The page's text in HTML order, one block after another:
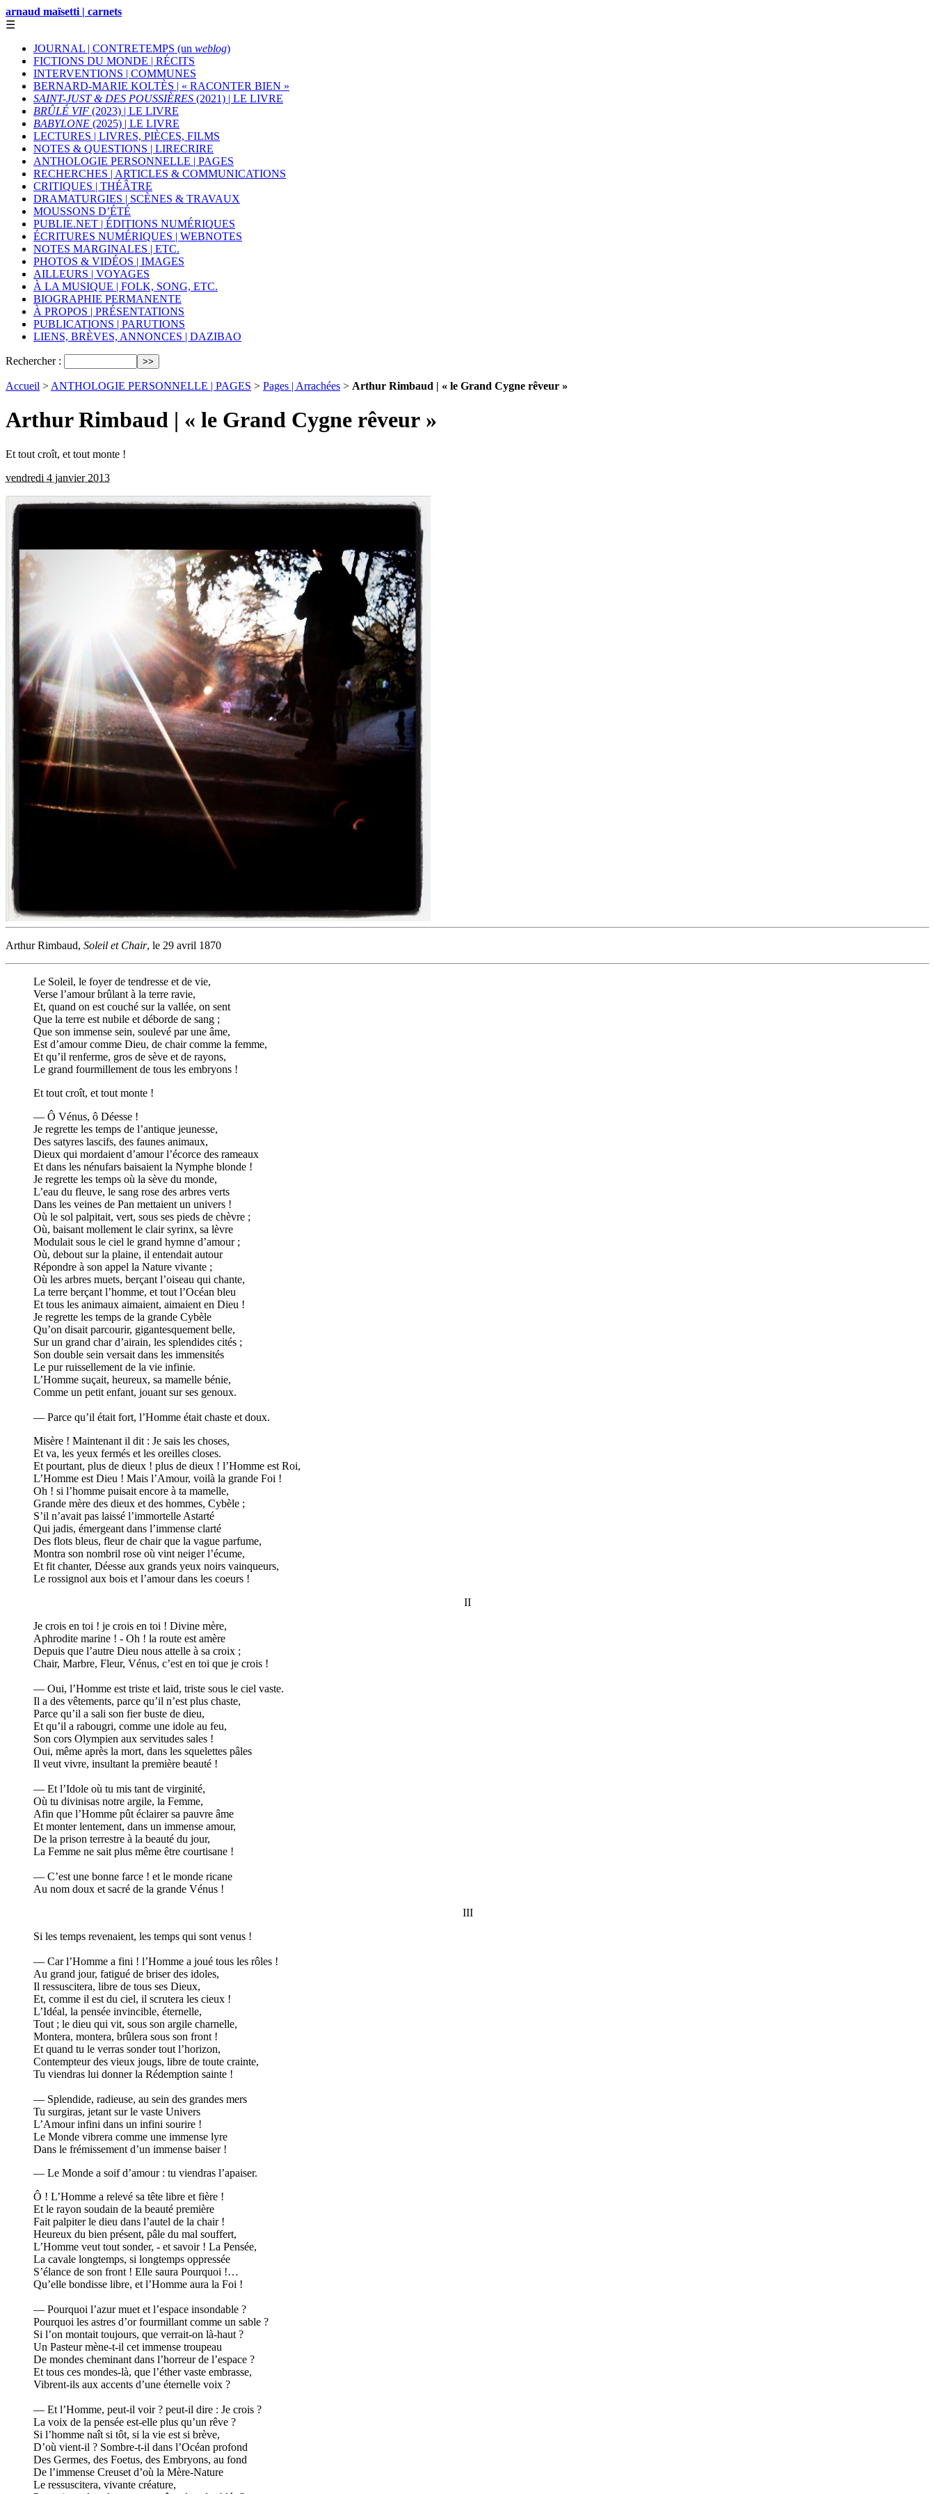
arnaud maïsetti | carnets
☰
JOURNAL | CONTRETEMPS (un weblog)
FICTIONS DU MONDE | RÉCITS
INTERVENTIONS | COMMUNES
BERNARD-MARIE KOLTÈS | « RACONTER BIEN »
SAINT-JUST & DES POUSSIÈRES (2021) | LE LIVRE
BRÛLÉ VIF (2023) | LE LIVRE
BABYLONE (2025) | LE LIVRE
LECTURES | LIVRES, PIÈCES, FILMS
NOTES & QUESTIONS | LIRECRIRE
ANTHOLOGIE PERSONNELLE | PAGES
RECHERCHES | ARTICLES & COMMUNICATIONS
CRITIQUES | THÉÂTRE
DRAMATURGIES | SCÈNES & TRAVAUX
MOUSSONS D’ÉTÉ
PUBLIE.NET | ÉDITIONS NUMÉRIQUES
ÉCRITURES NUMÉRIQUES | WEBNOTES
NOTES MARGINALES | ETC.
PHOTOS & VIDÉOS | IMAGES
AILLEURS | VOYAGES
À LA MUSIQUE | FOLK, SONG, ETC.
BIOGRAPHIE PERMANENTE
À PROPOS | PRÉSENTATIONS
PUBLICATIONS | PARUTIONS
LIENS, BRÈVES, ANNONCES | DAZIBAO
Rechercher :
Accueil > ANTHOLOGIE PERSONNELLE | PAGES > Pages | Arrachées > Arthur Rimbaud | « le Grand Cygne rêveur »
Arthur Rimbaud | « le Grand Cygne rêveur »
Et tout croît, et tout monte !
vendredi 4 janvier 2013
Arthur Rimbaud, Soleil et Chair, le 29 avril 1870
Le Soleil, le foyer de tendresse et de vie,
Verse l’amour brûlant à la terre ravie,
Et, quand on est couché sur la vallée, on sent
Que la terre est nubile et déborde de sang ;
Que son immense sein, soulevé par une âme,
Est d’amour comme Dieu, de chair comme la femme,
Et qu’il renferme, gros de sève et de rayons,
Le grand fourmillement de tous les embryons !
Et tout croît, et tout monte !
— Ô Vénus, ô Déesse !
Je regrette les temps de l’antique jeunesse,
Des satyres lascifs, des faunes animaux,
Dieux qui mordaient d’amour l’écorce des rameaux
Et dans les nénufars baisaient la Nymphe blonde !
Je regrette les temps où la sève du monde,
L’eau du fleuve, le sang rose des arbres verts
Dans les veines de Pan mettaient un univers !
Où le sol palpitait, vert, sous ses pieds de chèvre ;
Où, baisant mollement le clair syrinx, sa lèvre
Modulait sous le ciel le grand hymne d’amour ;
Où, debout sur la plaine, il entendait autour
Répondre à son appel la Nature vivante ;
Où les arbres muets, berçant l’oiseau qui chante,
La terre berçant l’homme, et tout l’Océan bleu
Et tous les animaux aimaient, aimaient en Dieu !
Je regrette les temps de la grande Cybèle
Qu’on disait parcourir, gigantesquement belle,
Sur un grand char d’airain, les splendides cités ;
Son double sein versait dans les immensités
Le pur ruissellement de la vie infinie.
L’Homme suçait, heureux, sa mamelle bénie,
Comme un petit enfant, jouant sur ses genoux.
— Parce qu’il était fort, l’Homme était chaste et doux.
Misère ! Maintenant il dit : Je sais les choses,
Et va, les yeux fermés et les oreilles closes.
Et pourtant, plus de dieux ! plus de dieux ! l’Homme est Roi,
L’Homme est Dieu ! Mais l’Amour, voilà la grande Foi !
Oh ! si l’homme puisait encore à ta mamelle,
Grande mère des dieux et des hommes, Cybèle ;
S’il n’avait pas laissé l’immortelle Astarté
Qui jadis, émergeant dans l’immense clarté
Des flots bleus, fleur de chair que la vague parfume,
Montra son nombril rose où vint neiger l’écume,
Et fit chanter, Déesse aux grands yeux noirs vainqueurs,
Le rossignol aux bois et l’amour dans les coeurs !
II
Je crois en toi ! je crois en toi ! Divine mère,
Aphrodite marine ! - Oh ! la route est amère
Depuis que l’autre Dieu nous attelle à sa croix ;
Chair, Marbre, Fleur, Vénus, c’est en toi que je crois !
— Oui, l’Homme est triste et laid, triste sous le ciel vaste.
Il a des vêtements, parce qu’il n’est plus chaste,
Parce qu’il a sali son fier buste de dieu,
Et qu’il a rabougri, comme une idole au feu,
Son cors Olympien aux servitudes sales !
Oui, même après la mort, dans les squelettes pâles
Il veut vivre, insultant la première beauté !
— Et l’Idole où tu mis tant de virginité,
Où tu divinisas notre argile, la Femme,
Afin que l’Homme pût éclairer sa pauvre âme
Et monter lentement, dans un immense amour,
De la prison terrestre à la beauté du jour,
La Femme ne sait plus même être courtisane !
— C’est une bonne farce ! et le monde ricane
Au nom doux et sacré de la grande Vénus !
III
Si les temps revenaient, les temps qui sont venus !
— Car l’Homme a fini ! l’Homme a joué tous les rôles !
Au grand jour, fatigué de briser des idoles,
Il ressuscitera, libre de tous ses Dieux,
Et, comme il est du ciel, il scrutera les cieux !
L’Idéal, la pensée invincible, éternelle,
Tout ; le dieu qui vit, sous son argile charnelle,
Montera, montera, brûlera sous son front !
Et quand tu le verras sonder tout l’horizon,
Contempteur des vieux jougs, libre de toute crainte,
Tu viendras lui donner la Rédemption sainte !
— Splendide, radieuse, au sein des grandes mers
Tu surgiras, jetant sur le vaste Univers
L’Amour infini dans un infini sourire !
Le Monde vibrera comme une immense lyre
Dans le frémissement d’un immense baiser !
— Le Monde a soif d’amour : tu viendras l’apaiser.
Ô ! L’Homme a relevé sa tête libre et fière !
Et le rayon soudain de la beauté première
Fait palpiter le dieu dans l’autel de la chair !
Heureux du bien présent, pâle du mal souffert,
L’Homme veut tout sonder, - et savoir ! La Pensée,
La cavale longtemps, si longtemps oppressée
S’élance de son front ! Elle saura Pourquoi !…
Qu’elle bondisse libre, et l’Homme aura la Foi !
— Pourquoi l’azur muet et l’espace insondable ?
Pourquoi les astres d’or fourmillant comme un sable ?
Si l’on montait toujours, que verrait-on là-haut ?
Un Pasteur mène-t-il cet immense troupeau
De mondes cheminant dans l’horreur de l’espace ?
Et tous ces mondes-là, que l’éther vaste embrasse,
Vibrent-ils aux accents d’une éternelle voix ?
— Et l’Homme, peut-il voir ? peut-il dire : Je crois ?
La voix de la pensée est-elle plus qu’un rêve ?
Si l’homme naît si tôt, si la vie est si brève,
D’où vient-il ? Sombre-t-il dans l’Océan profond
Des Germes, des Foetus, des Embryons, au fond
De l’immense Creuset d’où la Mère-Nature
Le ressuscitera, vivante créature,